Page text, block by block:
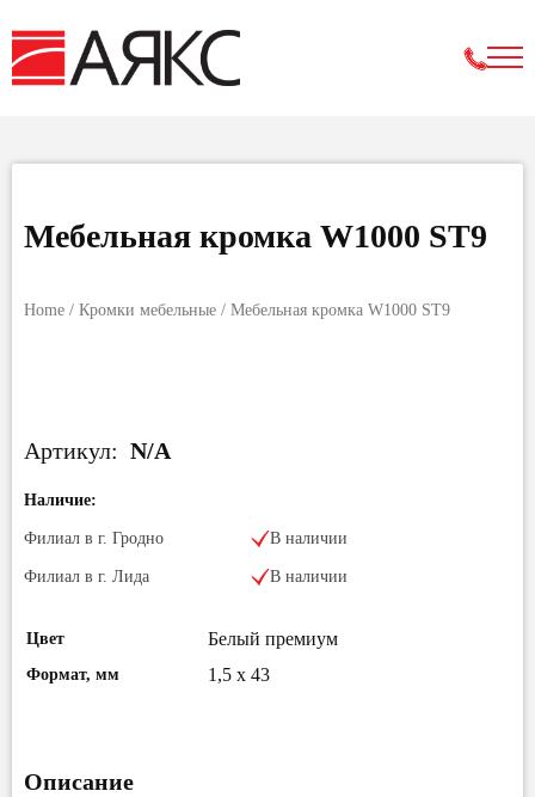
Мебельная кромка W1000 ST9
Home / Кромки мебельные / Мебельная кромка W1000 ST9
Артикул: N/A
Наличие:
Филиал в г. Гродно В наличии
Филиал в г. Лида В наличии
Цвет Белый премиум
Формат, мм 1,5 x 43
Описание